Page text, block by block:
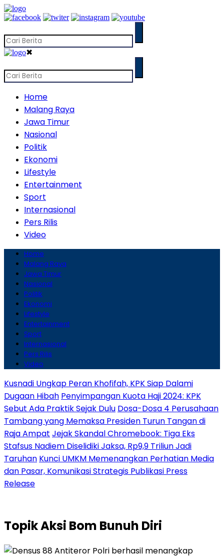
✖
Home
Malang Raya
Jawa Timur
Nasional
Politik
Ekonomi
Lifestyle
Entertainment
Sport
Internasional
Pers Rilis
Video
Home
Malang Raya
Jawa Timur
Nasional
Politik
Ekonomi
Lifestyle
Entertainment
Sport
Internasional
Pers Rilis
Video
Kusnadi Ungkap Peran Khofifah, KPK Siap Dalami
Dugaan Hibah Penyimpangan Kuota Haji 2024: KPK
Sebut Ada Praktik Sejak Dulu Dosa-Dosa 4 Perusahaan
Tambang yang Memaksa Presiden Turun Tangan di
Raja Ampat Jejak Skandal Chromebook: Tiga Eks
Stafsus Nadiem Diselidiki Jaksa, Rp9,9 Triliun Jadi
Taruhan Kunci UMKM Memenangkan Perhatian Media
dan Pasar, Komunikasi Strategis Publikasi Press
Release
TopikAksi Bom Bunuh Diri